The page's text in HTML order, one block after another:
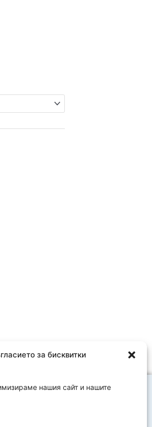
за бисквитки
нашия сайт и нашите